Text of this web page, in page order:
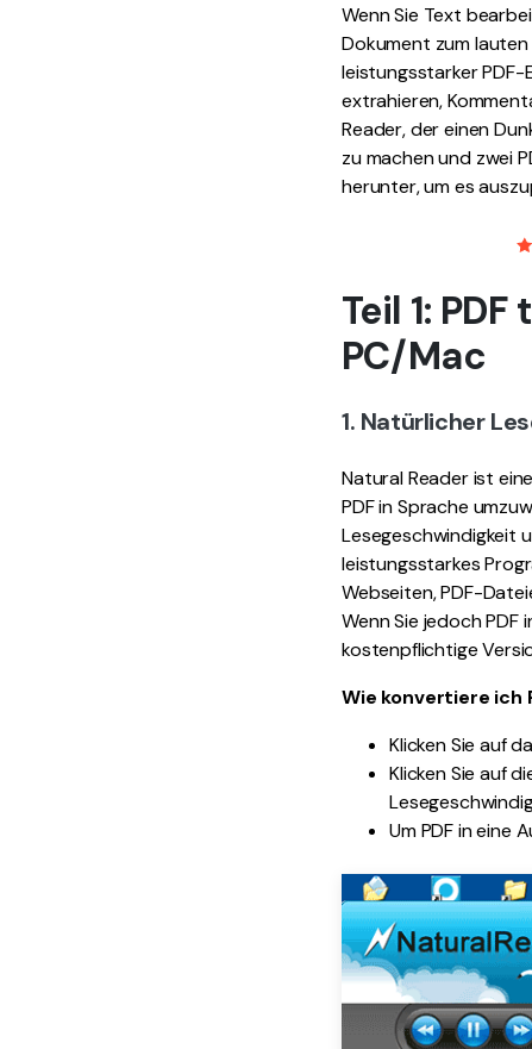
Wenn Sie Text
Dokument zum
leistungsstarker PDF-
extrahieren,
Reader, der einen
zu machen und zwei
herunter, um es
Teil 1:
PC/Mac
1. Natürlicher
Natural Reader ist
PDF in Sprache
Lesegeschwindigkeit
leistungsstarkes
Webseiten, PDF-
Wenn Sie jedoch
kostenpflichtige
Wie konvertiere ich
Klicken Sie auf
Klicken Sie auf
Um PDF in eine